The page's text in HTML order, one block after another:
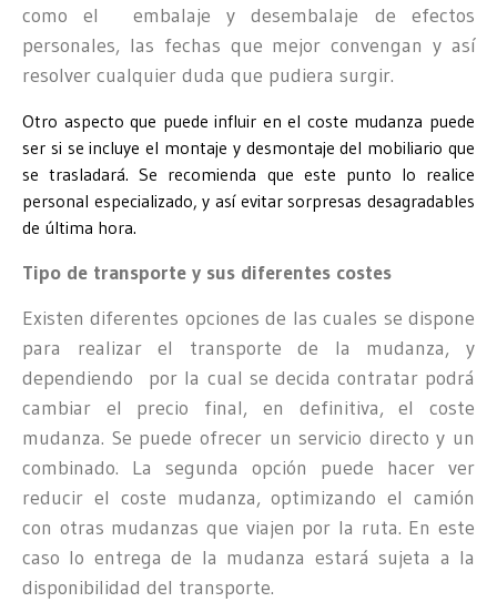
como el embalaje y desembalaje de efectos
personales, las fechas que mejor convengan y así
resolver cualquier duda que pudiera surgir.
Otro aspecto que puede influir en el coste mudanza puede
ser si se incluye el montaje y desmontaje del mobiliario que
se trasladará. Se recomienda que este punto lo realice
personal especializado, y así evitar sorpresas desagradables
de última hora.
Tipo de transporte y sus diferentes costes
Existen diferentes opciones de las cuales se dispone
para realizar el transporte de la mudanza, y
dependiendo por la cual se decida contratar podrá
cambiar el precio final, en definitiva, el coste
mudanza. Se puede ofrecer un servicio directo y un
combinado. La segunda opción puede hacer ver
reducir el coste mudanza, optimizando el camión
con otras mudanzas que viajen por la ruta. En este
caso lo entrega de la mudanza estará sujeta a la
disponibilidad del transporte.